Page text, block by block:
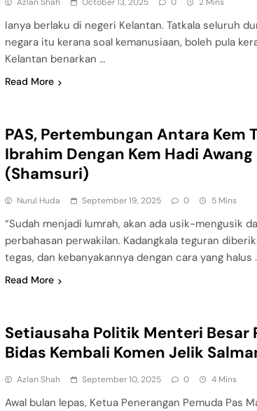
Azlan Shah October 13, 2025 0 2 Mins
Ianya berlaku di negeri Kelantan. Tatkala seluruh
negara itu kerana soal kemanusiaan, boleh pula
Kelantan benarkan …
Read More
PAS, Pertembungan Antara Kem
Ibrahim Dengan Kem Hadi Awang
(Shamsuri)
Nurul Huda September 19, 2025 0 5 Mins
“Sudah menjadi lumrah, akan ada usik-mengusik
perbahasan perwakilan. Kadangkala teguran
tegas, dan kebanyakannya dengan cara yang halus
Read More
Setiausaha Politik Menteri Besar
Bidas Kembali Komen Jelik
Azlan Shah September 10, 2025 0 4 Mins
Awal bulan lepas, Ketua Penerangan Pemuda Pas